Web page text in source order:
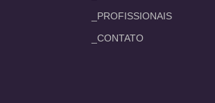
_PROFISSIONAIS
_CONTATO